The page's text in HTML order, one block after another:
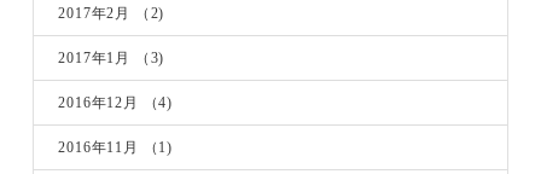
2017年2月 （2)
2017年1月 （3)
2016年12月 （4)
2016年11月 （1)